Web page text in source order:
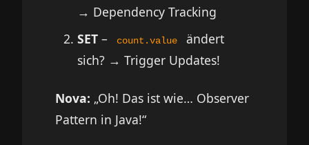
→ Dependency Tracking
SET – count.value
ändert
sich? → Trigger Updates!
Nova: „Oh! Das ist wie… Observer
Pattern in Java!“